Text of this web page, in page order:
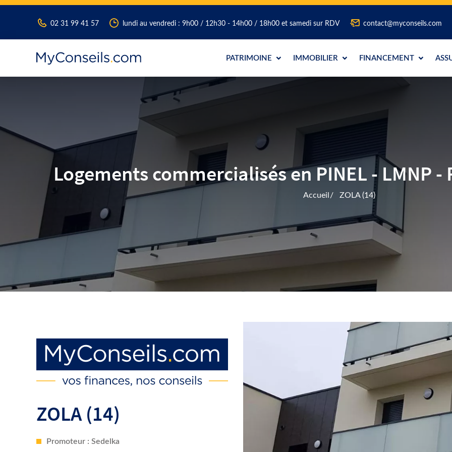
02 31 99 41 57 lundi au vendredi : 9h00 / 12h30 - 14h00 / 18h00 et samedi sur RDV contact@myconseils.com
PATRIMOINE IMMOBILIER FINANCEMENT
Logements commercialisés en PINEL - LMNP
Accueil ZOLA (14)
ZOLA (14)
Promoteur : Sedelka